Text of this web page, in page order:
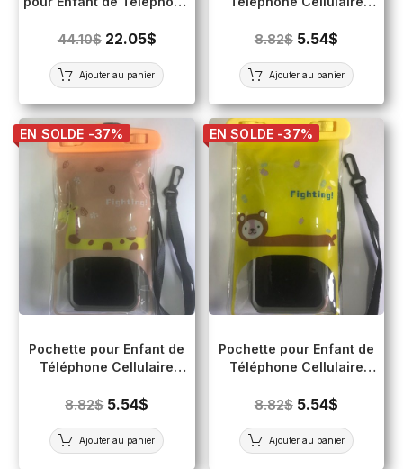
(Écran tactile)
44.10$ 22.05$
Ajouter au panier
tactile) BLANC
8.82$ 5.54$
Ajouter au panier
EN SOLDE -37%
Pochette pour Enfant de
Téléphone Cellulaire
tactile) ORANGE
8.82$ 5.54$
Ajouter au panier
EN SOLDE -37%
Pochette pour Enfant de
Téléphone Cellulaire
tactile) JAUNE
8.82$ 5.54$
Ajouter au panier